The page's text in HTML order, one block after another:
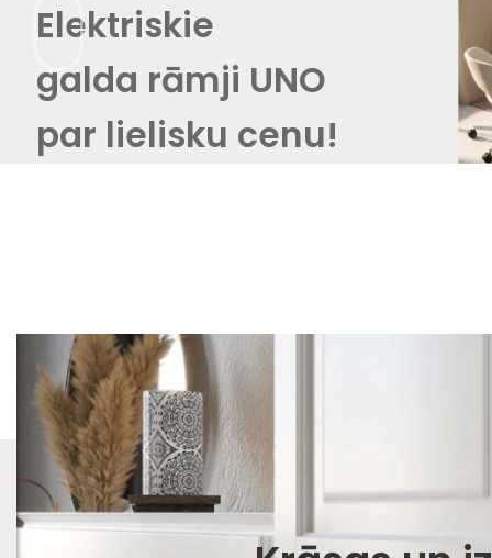
Elektriskie
galda rāmji UNO
par lielisku cenu!
20
20 €